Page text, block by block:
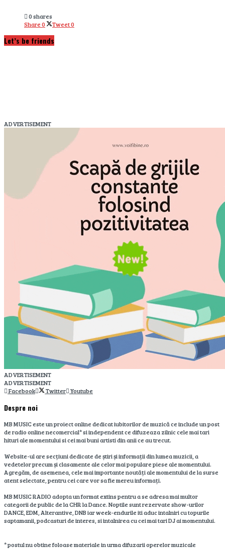
0 shares
Share0 Tweet0
Let’s be friends
ADVERTISEMENT
ADVERTISEMENT
ADVERTISEMENT
Facebook
Twitter Youtube
Despre noi
MB MUSIC este un proiect online dedicat iubitorilor de muzică ce include un post
de radio online necomercial* si independent ce difuzeaza zilnic cele mai tari
hituri ale momentului si cei mai buni artisti din anii ce au trecut.
Website-ul are secțiuni dedicate de știri și informații din lumea muzicii, a
vedetelor precum și clasamente ale celor mai populare piese ale momentului.
Agregăm, de asemenea, cele mai importante noutăți ale momentului de la surse
atent selectate, pentru cei care vor sa fie mereu informați.
MB MUSIC RADIO adopta un format extins pentru a se adresa mai multor
categorii de public de la CHR la Dance. Noptile sunt rezervate show-urilor
DANCE, EDM, Alterantive, DNB iar week-endurile iti aduc intalniri cu topurile
saptamanii, podcasturi de interes, si intalnirea cu cei mai tari DJ ai momentului.
* postul nu obtine foloase materiale in urma difuzarii operelor muzicale